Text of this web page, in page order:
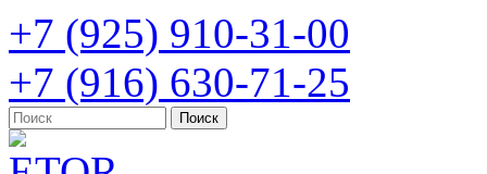
+7 (925) 910-31-00
+7 (916) 630-71-25